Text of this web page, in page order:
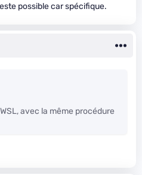
possible car spécifique.
avec la même procédure